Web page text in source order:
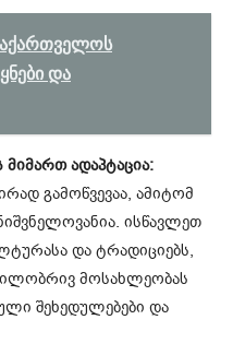
და
ადაპტაცია:
გამოწვევაა, ამიტომ
ისწავლეთ
და ტრადიციებს,
მოსახლეობას
შეხედულებები და